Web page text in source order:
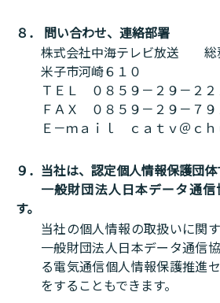
８． 問い合わせ、連絡部署
株式会社中海テレビ放送 総
米子市河崎６１０
ＴＥＬ ０８５９－２９－２２
ＦＡＸ ０８５９－２９－７９
Ｅ－ｍａｉｌ ｃａｔｖ＠ｃｈ
９．当社は、認定個人情報保護団
一般財団法人日本データ通
す。
当社の個人情報の取扱いに関
一般財団法人日本データ通信
る電気通信個人情報保護推進
をすることもできます。